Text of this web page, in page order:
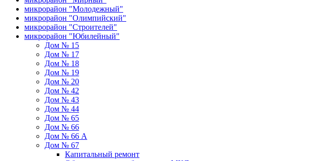
микрорайон "Молодежный"
микрорайон "Олимпийский"
микрорайон "Строителей"
микрорайон "Юбилейный"
Дом № 15
Дом № 17
Дом № 18
Дом № 19
Дом № 20
Дом № 42
Дом № 43
Дом № 44
Дом № 65
Дом № 66
Дом № 66 А
Дом № 67
Капитальный ремонт